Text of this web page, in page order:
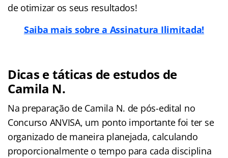
de otimizar os seus resultados!
Saiba mais sobre a Assinatura Ilimitada!
Dicas e táticas de estudos de
Camila N.
Na preparação de Camila N. de pós-edital no
Concurso ANVISA, um ponto importante foi ter se
organizado de maneira planejada, calculando
proporcionalmente o tempo para cada disciplina